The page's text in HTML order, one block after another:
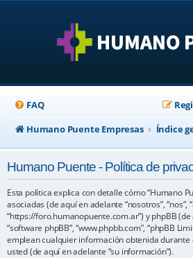
FAQ
Humano Puente Empresas
Índice
Humano Puente - Política de
Esta política explica con detalle cómo “Humano
asociadas (de aquí en adelante “nosotros”, “nos”,
“https://foro.humanopuente.com.ar”) y phpBB (de
“software phpBB”, “www.phpbb.com”, “phpBB
emplean cualquier información obtenida durante
usted (de aquí en adelante “su información”).